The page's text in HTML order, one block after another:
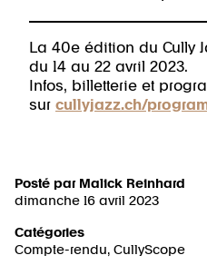
La 40e édition du Cully
du 14 au 22 avril 2023.
Infos, billetterie et
sur cullyjazz.ch/
Posté par Malick Reinhard
dimanche 16 avril 2023
Catégories
Compte-rendu, CullyScope